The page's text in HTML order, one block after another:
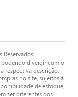
Reservados.
podendo divergir com o
respectiva descrição.
no site, sujeitos à
de estoque,
ser diferentes dos